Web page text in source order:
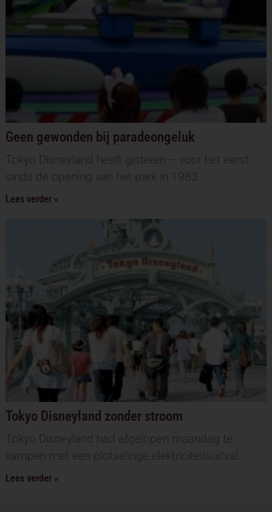
Geen gewonden bij paradeongeluk
Tokyo Disneyland heeft gisteren – voor het eerst
sinds de opening van het park in 1983
Lees verder »
Tokyo Disneyland zonder stroom
Tokyo Disneyland had afgelopen maandag te
kampen met een plotselinge elektriciteitsuitval.
Lees verder »